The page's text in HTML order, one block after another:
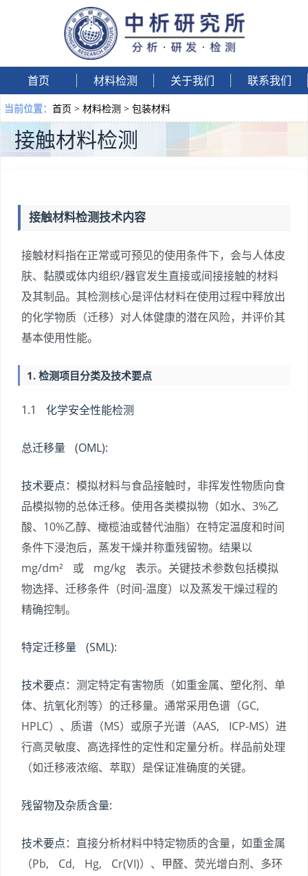
首页 材料检测 关于我们 联系我们
当前位置： 首页 > 材料检测 > 包装材料
接触材料检测
接触材料检测技术内容
接触材料指在正常或可预见的使用条件下，会与人体皮
肤、黏膜或体内组织/器官发生直接或间接接触的材料
及其制品。其检测核心是评估材料在使用过程中释放出
的化学物质（迁移）对人体健康的潜在风险，并评价其
基本使用性能。
1. 检测项目分类及技术要点
1.1 化学安全性能检测
总迁移量 (OML):
技术要点：模拟材料与食品接触时，非挥发性物质向食
品模拟物的总体迁移。使用各类模拟物（如水、3%乙
酸、10%乙醇、橄榄油或替代油脂）在特定温度和时间
条件下浸泡后，蒸发干燥并称重残留物。结果以
mg/dm² 或 mg/kg 表示。关键技术参数包括模拟
物选择、迁移条件（时间-温度）以及蒸发干燥过程的
精确控制。
特定迁移量 (SML):
技术要点：测定特定有害物质（如重金属、塑化剂、单
体、抗氧化剂等）的迁移量。通常采用色谱（GC,
HPLC）、质谱（MS）或原子光谱（AAS, ICP-MS）进
行高灵敏度、高选择性的定性和定量分析。样品前处理
（如迁移液浓缩、萃取）是保证准确度的关键。
残留物及杂质含量:
技术要点：直接分析材料中特定物质的含量，如重金属
（Pb, Cd, Hg, Cr(VI)）、甲醛、荧光增白剂、多环